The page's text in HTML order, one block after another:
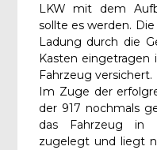
LKW mit dem
sollte es werden.
Ladung durch die
Kasten
Fahrzeug versichert.
Im Zuge der
der 917 nochmals
das Fahrzeug in
zugelegt und liegt